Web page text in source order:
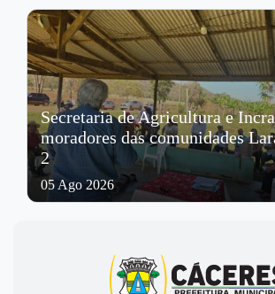
Secretaria de Agricultura e
moradores das comunidades
2
05 Ago 2026